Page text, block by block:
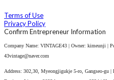
Terms of Use
Privacy Policy
Confirm Entrepreneur Information
Company Name: VINTAGE43 | Owner: kimeunji |
43vintage@naver.com
Address: 302,30, Myeongjigukje 5-ro, Gangseo-gu |